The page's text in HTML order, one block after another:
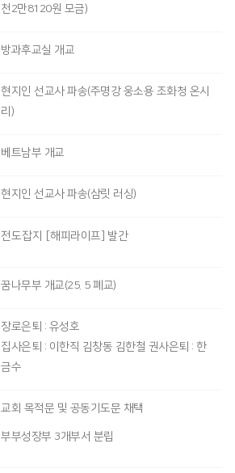
천2만8120원 모금)
방과후교실 개교
현지인 선교사 파송(주명강 웅소용 조화청 온시
리)
베트남부 개교
현지인 선교사 파송(삼릿 러싱)
전도잡지 [해피라이프 발간
꿈나무부 개교(25. 5 폐교)
장로은퇴 : 유성호
집사은퇴 : 이한직 김창동 김한철 권사은퇴 : 한
금수
교회 목적문 및 공동기도문 채택
부부성장부 3개부서 분립